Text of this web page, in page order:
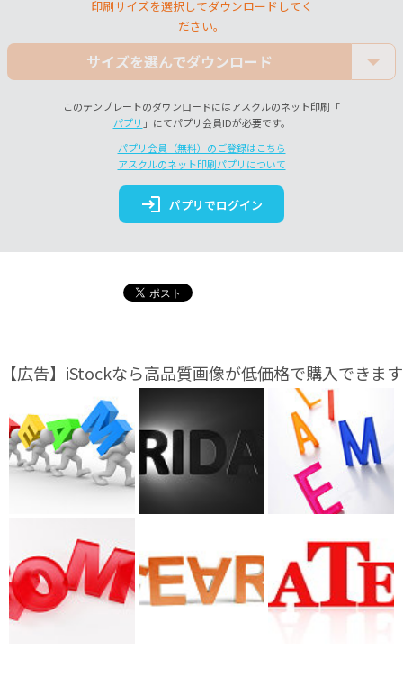
印刷サイズを選択してダウンロードしてく
ださい。
サイズを選んでダウンロード
このテンプレートのダウンロードにはアスクルのネット印刷「
パプリ 」にてパプリ会員IDが必要です。
パプリ会員（無料）のご登録はこちら
アスクルのネット印刷パプリについて
login パプリでログイン
【広告】iStockなら高品質画像が低価格で購入できます